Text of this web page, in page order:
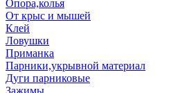
Опора,колья
От крыс и мышей
Клей
Ловушки
Приманка
Парники,укрывной материал
Дуги парниковые
Зажимы